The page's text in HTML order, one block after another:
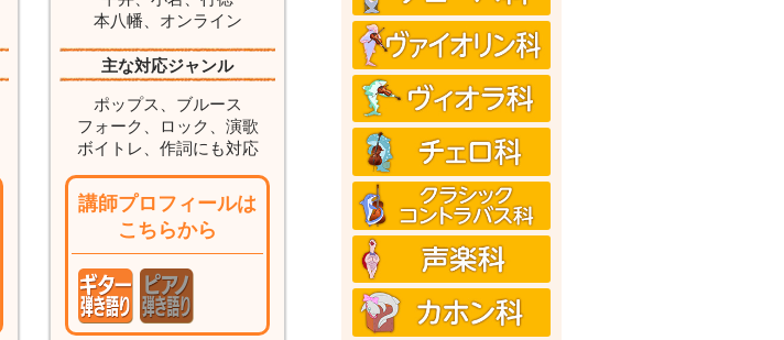
本八幡、オンライン
主な対応ジャンル
ポップス、ブルース
フォーク、ロック、演歌
ボイトレ、作詞にも対応
講師プロフィールは
こちらから